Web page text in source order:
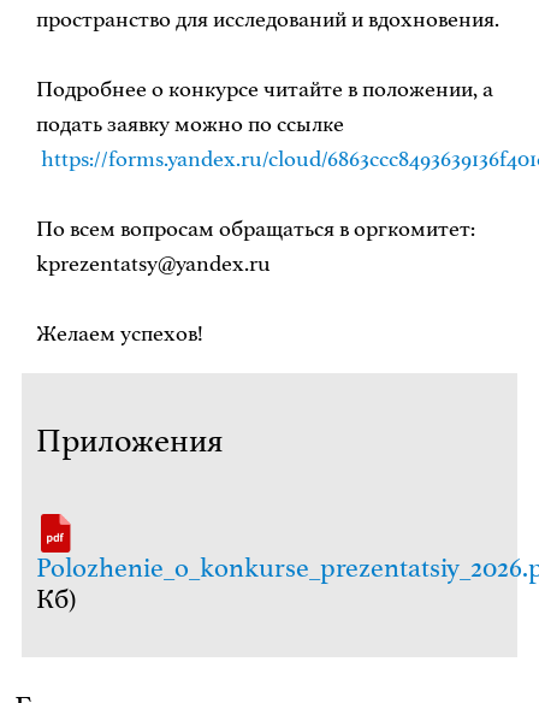
пространство для исследований и вдохновения.
Подробнее о конкурсе читайте в положении, а
подать заявку можно по ссылке
https://forms.yandex.ru/cloud/
По всем вопросам обращаться в оргкомитет:
kprezentatsy@yandex.ru
Желаем успехов!
Приложения
Кб)